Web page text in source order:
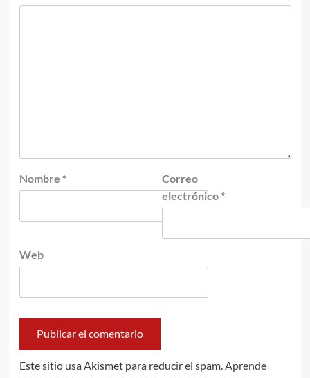
Nombre *
Correo
electrónico *
Web
Este sitio usa Akismet para reducir el spam. Aprende